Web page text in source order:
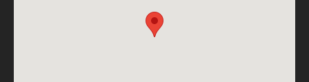
土地情報だけでなく、学校、医療、お買い物など様々な観
点でアドバイスをさせて頂くことが出来ますので、これか
描くことで完成後の満足度も違うはず。ぜひお気軽に
※定休日に頂いたお問い合わせ・ご予約のお返事は翌
営業日以降のご案内になります。